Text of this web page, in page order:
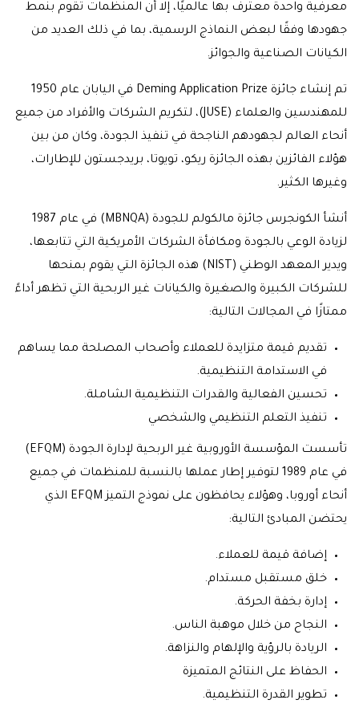
معرفية واحدة معترف بها عالميًا، إلا أن المنظمات تقوم بنمط
جهودها وفقًا لبعض النماذج الرسمية، بما في ذلك العديد من
الكيانات الصناعية والجوائز.
تم إنشاء جائزة Deming Application Prize في اليابان عام 1950
للمهندسين والعلماء (JUSE)، لتكريم الشركات والأفراد من جميع
أنحاء العالم لجهودهم الناجحة في تنفيذ الجودة، وكان من بين
هؤلاء الفائزين بهذه الجائزة ريكو، تويوتا، بريدجستون للإطارات،
وغيرها الكثير.
أنشأ الكونجرس جائزة مالكولم للجودة (MBNQA) في عام 1987
لزيادة الوعي بالجودة ومكافأة الشركات الأمريكية التي تتابعها،
ويدير المعهد الوطني (NIST) هذه الجائزة التي يقوم بمنحها
للشركات الكبيرة والصغيرة والكيانات غير الربحية التي تظهر أداءً
ممتازًا في المجالات التالية:
تقديم قيمة متزايدة للعملاء وأصحاب المصلحة مما يساهم
في الاستدامة التنظيمية.
تحسين الفعالية والقدرات التنظيمية الشاملة.
تنفيذ التعلم التنظيمي والشخصي
تأسست المؤسسة الأوروبية غير الربحية لإدارة الجودة (EFQM)
في عام 1989 لتوفير إطار عملها بالنسبة للمنظمات في جميع
أنحاء أوروبا، وهؤلاء يحافظون على نموذج التميز EFQM الذي
يحتضن المبادئ التالية:
إضافة قيمة للعملاء.
خلق مستقبل مستدام.
إدارة بخفة الحركة.
النجاح من خلال موهبة الناس.
الريادة بالرؤية والإلهام والنزاهة.
الحفاظ على النتائج المتميزة
تطوير القدرة التنظيمية.